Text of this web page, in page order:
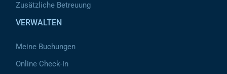
Zusätzliche Betreuung
VERWALTEN
Meine Buchungen
Online Check-In